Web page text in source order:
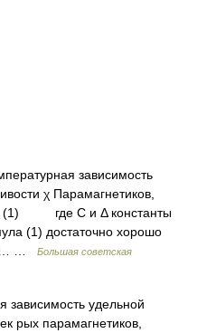
зависимость
χ Парамагнетиков,
где C и Δ константы
(1) достаточно хорошо
…
Большая советская
зависимость удельной
рых парамагнетиков,